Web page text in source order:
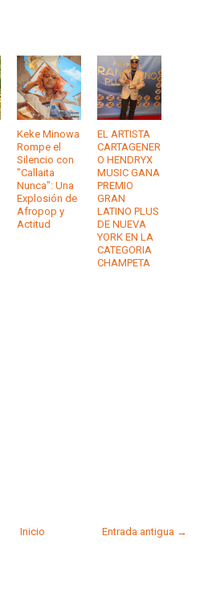
Keke Minowa
Rompe el
Silencio con
"Callaita
Nunca": Una
Explosión de
Afropop y
Actitud
EL ARTISTA
CARTAGENER
O HENDRYX
MUSIC GANA
PREMIO
GRAN
LATINO PLUS
DE NUEVA
YORK EN LA
CATEGORIA
CHAMPETA
Entrada antigua →
Inicio